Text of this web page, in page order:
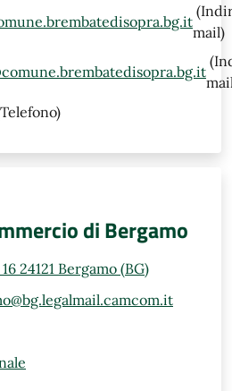
mail)
di Bergamo
24121 Bergamo (BG)